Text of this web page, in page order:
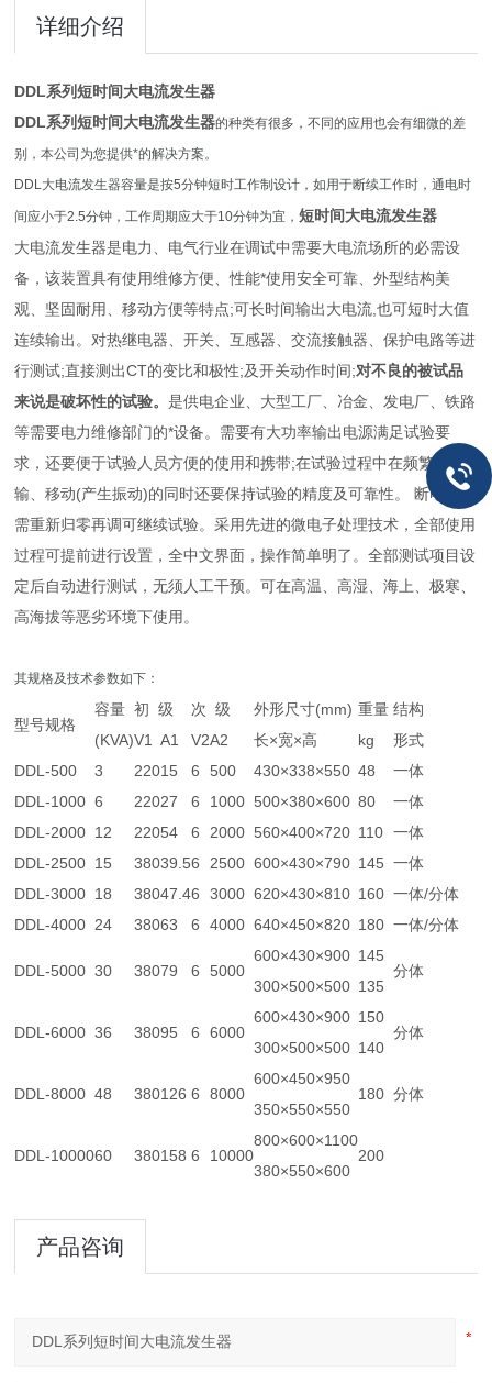
详细介绍
DDL系列短时间大电流发生器
DDL系列短时间大电流发生器的种类有很多，不同的应用也会有细微的差
别，本公司为您提供*的解决方案。
DDL大电流发生器容量是按5分钟短时工作制设计，如用于断续工作时，通电时
间应小于2.5分钟，工作周期应大于10分钟为宜，短时间大电流发生器
大电流发生器是电力
、电气行业在调试中需要大电流场所的必需设
备，该装置具有使用维修方便、性能*使用安全可靠、外型结构美
观、坚固耐用、移动方便等特点;可长时间输出大电流,也可短时大值
连续输出。对热继电器、开关、互感器、交流接触器、保护电路等进
行测试;直接测出CT的变比和极性;及开关动作时间;对不良的被试品
来说是破坏性的试验。是供电企业、大型工厂、冶金、发电厂、铁路
等需要电力维修部门的*设备。需要有大功率输出电源满足试验要
求，还要便于试验人员方便的使用和携带;在试验过程中在频繁运
输、移动(产生振动)的同时还要保持试验的精度及可靠性。 断电后不
需重新归零再调可继续试验。采用先进的微电子处理技术，全部使用
过程可提前进行设置 ，全中文界面，操作简单明了。全部测试项目设
定后自动进行测试，无须人工干预。可在高温、高湿、海上、极寒、
高海拔等恶劣环境下使用。
其规格及技术参数如下：
型号规格
容量
(KVA)
初 级 次 级
外形尺寸(mm)
长×宽×高
重量
kg
结构
形式
V1 A1 V2A2
DDL-500
3 22015 6 500 430×338×550 48
一体
DDL-1000 6 22027 6 1000 500×380×600 80
一体
DDL-2000 12 22054 6 2000 560×400×720 110 一体
DDL-2500 15 38039.56 2500 600×430×790 145 一体
DDL-3000 18 38047.46 3000 620×430×810 160 一体/分体
DDL-4000 24 38063 6 4000 640×450×820 180 一体/分体
DDL-5000 30 38079 6 5000
600×430×900
300×500×500
145
135
分体
DDL-6000 36 38095 6 6000
600×430×900
300×500×500
150
140
分体
DDL-8000 48 380126 6 8000
600×450×950
350×550×550
180 分体
DDL-1000060 380158 6 10000
800×600×1100
380×550×600
200
产品咨询